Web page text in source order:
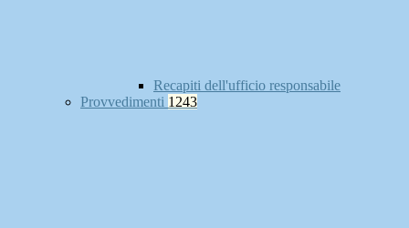
Recapiti dell'ufficio responsabile
Provvedimenti 1243